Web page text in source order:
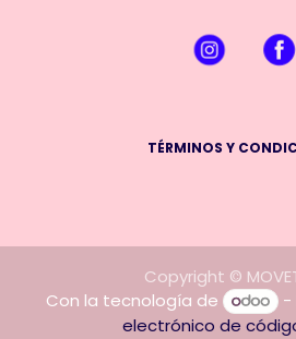
TÉRMINOS Y
Copyright ©
Con la tecnología de
-
electrónico de